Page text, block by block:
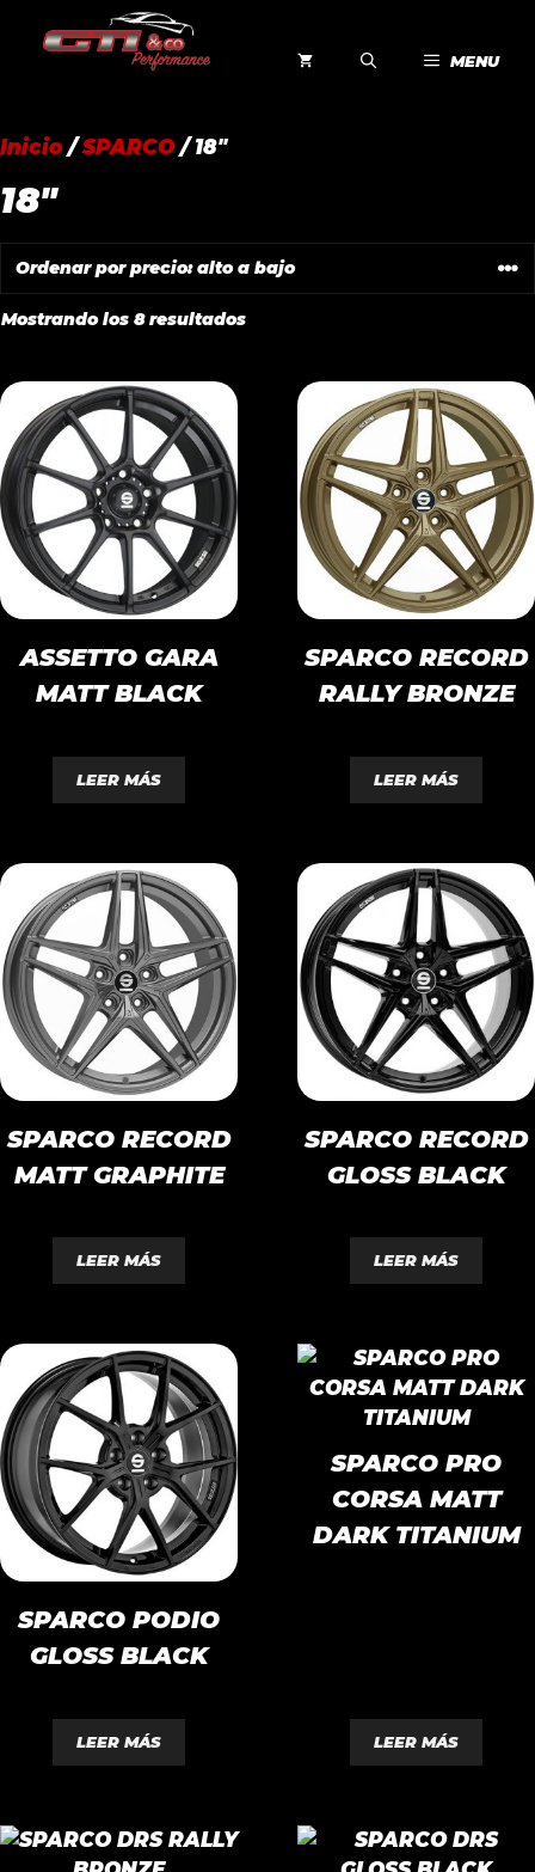
MENU
Inicio/SPARCO/ 18"
18"
Mostrando los 8 resultadosOrdenado
ASSETTO GARA
MATT BLACK
0
d
e
5
LEER MÁS
SPARCO RECORD
RALLY BRONZE
0
d
e
5
LEER MÁS
SPARCO RECORD
MATT GRAPHITE
0
d
e
5
LEER MÁS
SPARCO RECORD
GLOSS BLACK
0
d
e
5
LEER MÁS
SPARCO PODIO
GLOSS BLACK
0
d
e
5
LEER MÁS
SPARCO PRO
CORSA MATT
DARK TITANIUM
LEER MÁS